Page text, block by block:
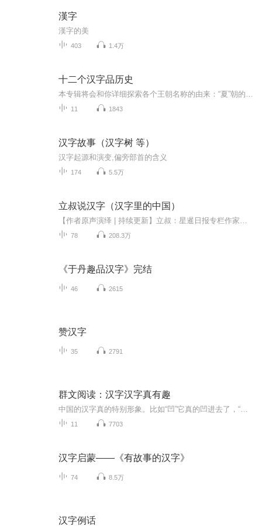
漢字
漢字的美
403 1.4万
十二个汉字品历史
11 1843
汉字故事（汉字树 等）
汉字起源和演变,偏旁部首的含义
174 5.5万
立叔说汉字（汉字里的中国）
78 208.3万
《于丹趣品汉字》完结
46 2615
赞汉字
35 2791
群文阅读：汉字汉字真有趣
11 7703
汉字启蒙——《有故事的汉字》
74 8.5万
汉字例话